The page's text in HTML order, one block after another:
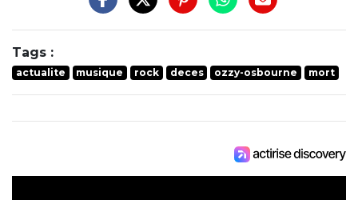
Tags :
actualite musique rock deces ozzy-osbourne mort